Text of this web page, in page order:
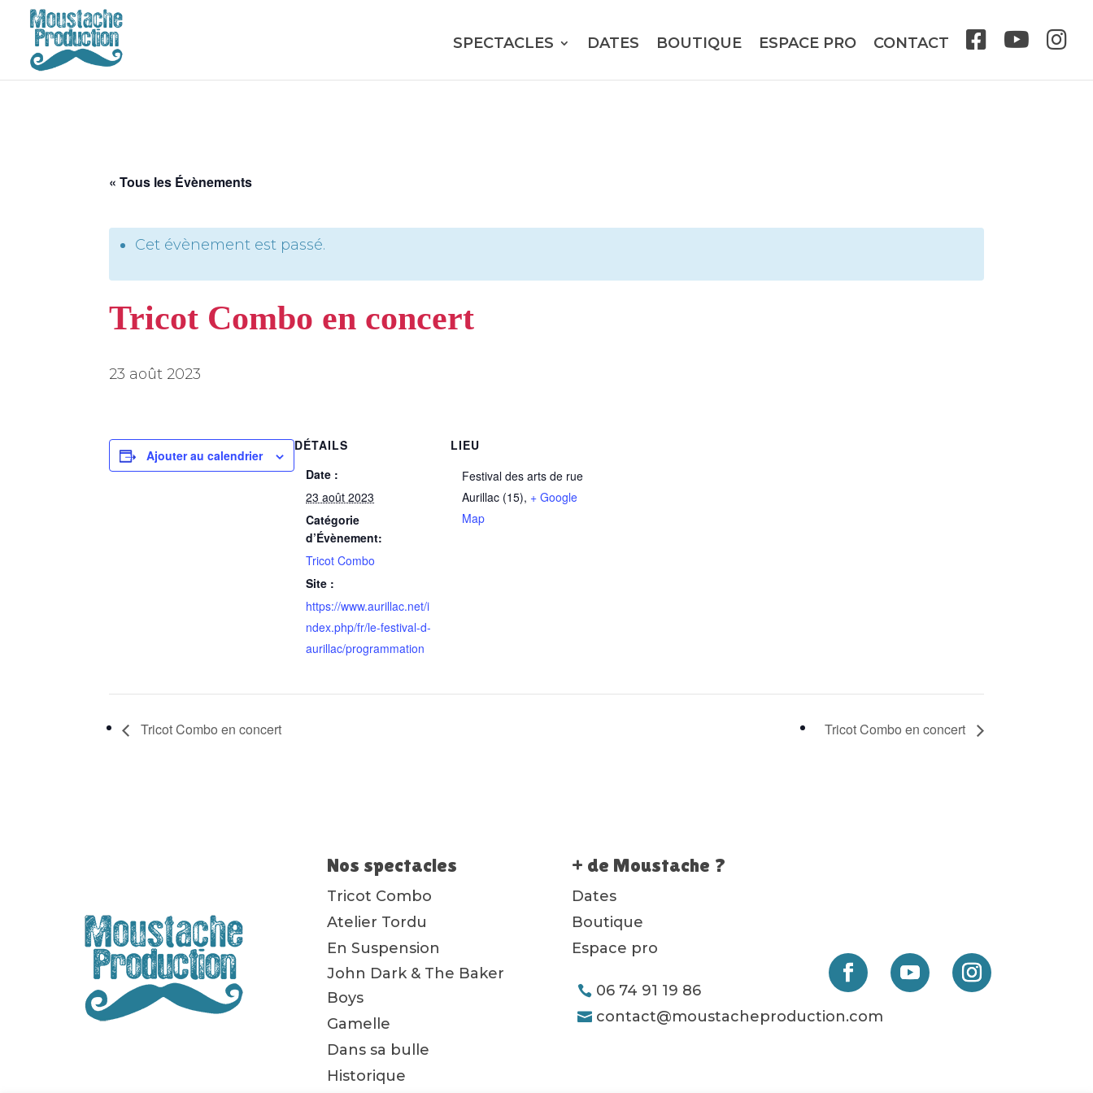
SPECTACLES DATES BOUTIQUE ESPACE PRO CONTACT
« Tous les Évènements
Cet évènement est passé.
Tricot Combo en concert
23 août 2023
Ajouter au calendrier
DÉTAILS
Date :
23 août 2023
Catégorie
d’Évènement:
Tricot Combo
Site :
https://www.aurillac.net/i
ndex.php/fr/le-festival-d-
aurillac/programmation
LIEU
Festival des arts de rue
Aurillac (15), + Google
Map
Tricot Combo en concert Tricot Combo en concert
Nos spectacles
Tricot Combo
Atelier Tordu
En Suspension
John Dark & The Baker
Boys
Gamelle
Dans sa bulle
Historique
+ de Moustache ?
Dates
Boutique
Espace pro
06 74 91 19 86
contact@moustacheproduction.com